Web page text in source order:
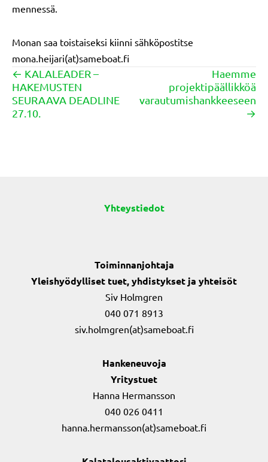
mennessä.
Monan saa toistaiseksi kiinni sähköpostitse
mona.heijari(at)sameboat.fi
Posts
navigation
← KALALEADER –
HAKEMUSTEN
SEURAAVA DEADLINE
27.10.
Haemme
projektipäällikköä
varautumishankkeeseen
→
Yhteystiedot
Toiminnanjohtaja
Yleishyödylliset tuet, yhdistykset ja yhteisöt
Siv Holmgren
040 071 8913
siv.holmgren(at)sameboat.fi
Hankeneuvoja
Yritystuet
Hanna Hermansson
040 026 0411
hanna.hermansson(at)sameboat.fi